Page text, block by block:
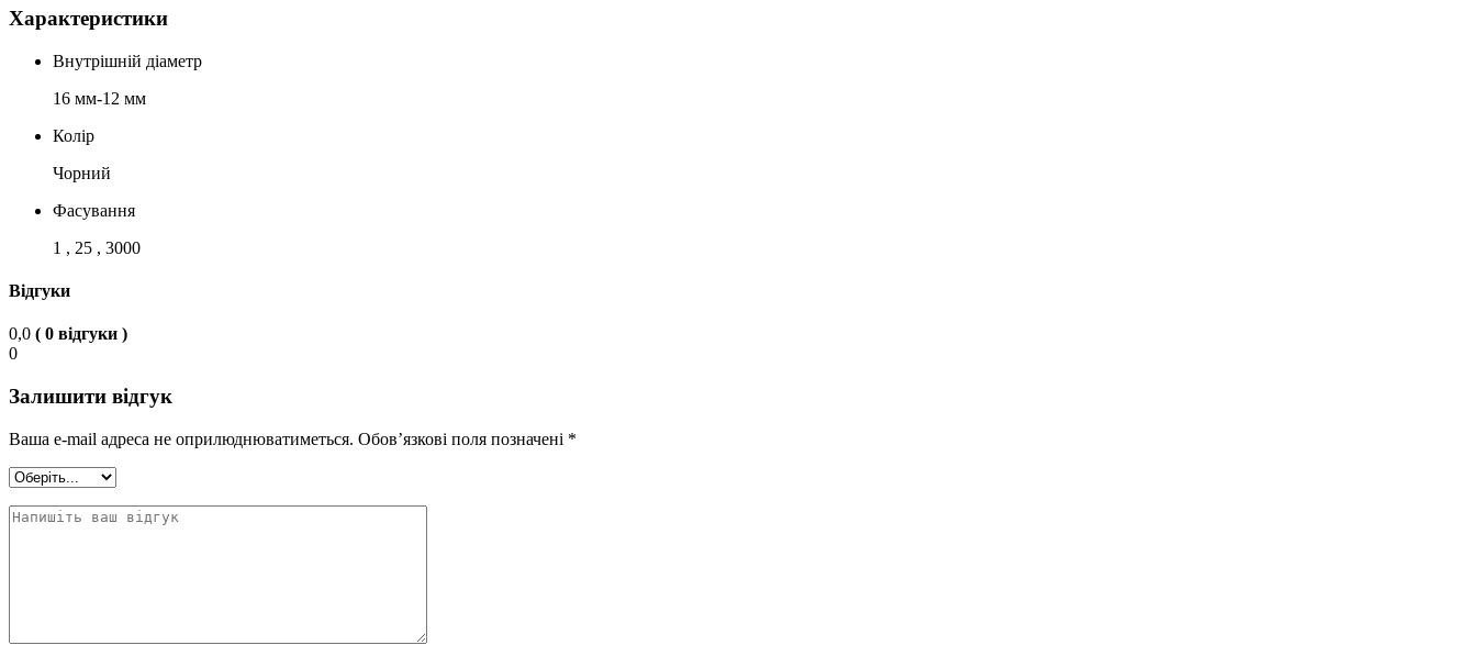
Характеристики
Внутрішній діаметр
16 мм-12 мм
Колір
Чорний
Фасування
1 , 25 , 3000
Відгуки
0,0 ( 0 відгуки )
0
Залишити відгук
Ваша e-mail адреса не оприлюднюватиметься. Обов’язкові поля позначені *